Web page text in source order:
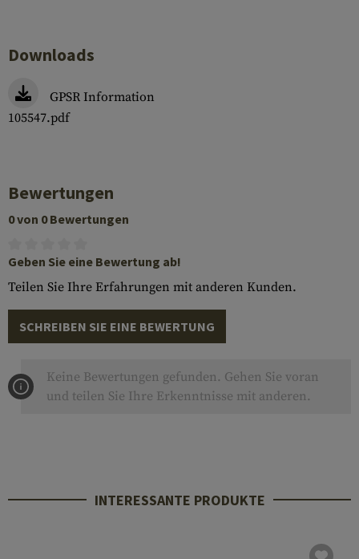
Downloads
GPSR Information
105547.pdf
Bewertungen
0 von 0 Bewertungen
Geben Sie eine Bewertung ab!
Teilen Sie Ihre Erfahrungen mit anderen Kunden.
SCHREIBEN SIE EINE BEWERTUNG
Keine Bewertungen gefunden. Gehen Sie voran
und teilen Sie Ihre Erkenntnisse mit anderen.
INTERESSANTE PRODUKTE